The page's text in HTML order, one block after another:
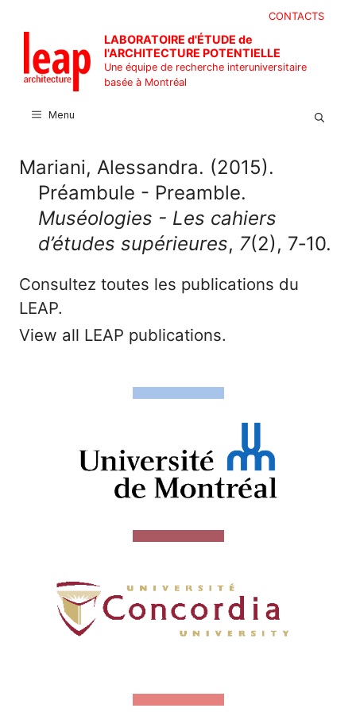
contenu
CONTACTS
LABORATOIRE d'ÉTUDE de
l'ARCHITECTURE POTENTIELLE
Une équipe de recherche interuniversitaire
basée à Montréal
Menu
Mariani, Alessandra. (2015).
Préambule - Preamble.
Muséologies - Les cahiers
d’études supérieures, 7(2), 7‑10.
Consultez toutes les publications du
LEAP.
View all LEAP publications.